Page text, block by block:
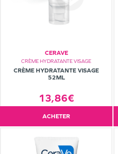
CERAVE
CRÈME HYDRATANTE VISAGE
CRÈME HYDRATANTE VISAGE
52ML
13,86€
ACHETER